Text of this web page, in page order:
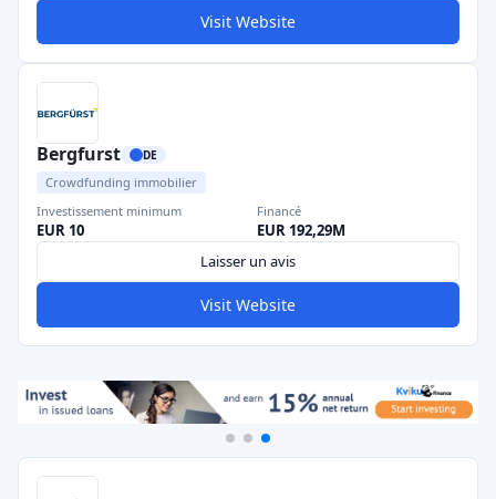
Visit Website
Bergfurst DE
Crowdfunding immobilier
Investissement minimum
EUR 10
Financé
EUR 192,29M
Laisser un avis
Visit Website